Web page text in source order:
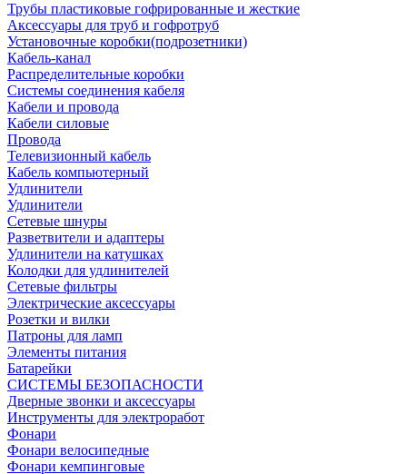
Трубы пластиковые гофрированные и жесткие
Аксессуары для труб и гофротруб
Установочные коробки(подрозетники)
Кабель-канал
Распределительные коробки
Системы соединения кабеля
Кабели и провода
Кабели силовые
Провода
Телевизионный кабель
Кабель компьютерный
Удлинители
Удлинители
Сетевые шнуры
Разветвители и адаптеры
Удлинители на катушках
Колодки для удлинителей
Сетевые фильтры
Электрические аксессуары
Розетки и вилки
Патроны для ламп
Элементы питания
Батарейки
СИСТЕМЫ БЕЗОПАСНОСТИ
Дверные звонки и аксессуары
Инструменты для электроработ
Фонари
Фонари велосипедные
Фонари кемпинговые